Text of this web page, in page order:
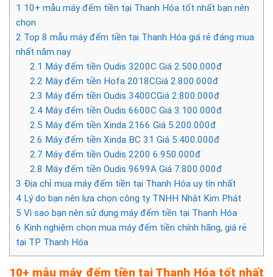
1 10+ mẫu máy đếm tiền tại Thanh Hóa tốt nhất bạn nên
chọn
2 Top 8 mẫu máy đếm tiền tại Thanh Hóa giá rẻ đáng mua
nhất năm nay
2.1 Máy đếm tiền Oudis 3200C Giá 2.500.000đ
2.2 Máy đếm tiền Hofa 2018CGiá 2.800.000đ
2.3 Máy đếm tiền Oudis 3400CGiá 2.800.000đ
2.4Máy đếm tiền Oudis 6600C Giá 3.100.000đ
2.5 Máy đếm tiền Xinda 2166 Giá 5.200.000đ
2.6 Máy đếm tiền Xinda BC 31 Giá 5.400.000đ
2.7 Máy đếm tiền Oudis 2200 6.950.000đ
2.8 Máy đếm tiền Oudis 9699A Giá 7.800.000đ
3 Địa chỉ mua máy đếm tiền tại Thanh Hóa uy tín nhất
4 Lý do bạn nên lựa chọn công ty TNHH Nhật Kim Phát
5 Vì sao bạn nên sử dụng máy đếm tiền tại Thanh Hóa
6 Kinh nghiệm chọn mua máy đếm tiền chính hãng, giá rẻ
tại TP Thanh Hóa
10+ mẫu máy đếm tiền tại Thanh Hóa tốt nhất